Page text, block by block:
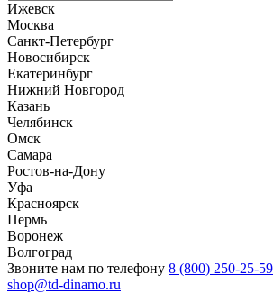
Ижевск
Москва
Санкт-Петербург
Новосибирск
Екатеринбург
Нижний Новгород
Казань
Челябинск
Омск
Самара
Ростов-на-Дону
Уфа
Красноярск
Пермь
Воронеж
Волгоград
Звоните нам по телефону 8 (800) 250-25-59
shop@td-dinamo.ru